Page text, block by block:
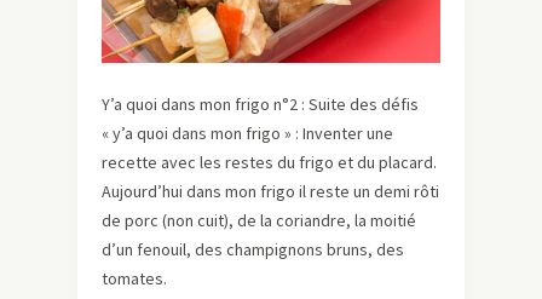
Y’a quoi dans mon frigo n°2 : Suite des défis
« y’a quoi dans mon frigo » : Inventer une
recette avec les restes du frigo et du placard.
Aujourd’hui dans mon frigo il reste un demi rôti
de porc (non cuit), de la coriandre, la moitié
d’un fenouil, des champignons bruns, des
tomates.